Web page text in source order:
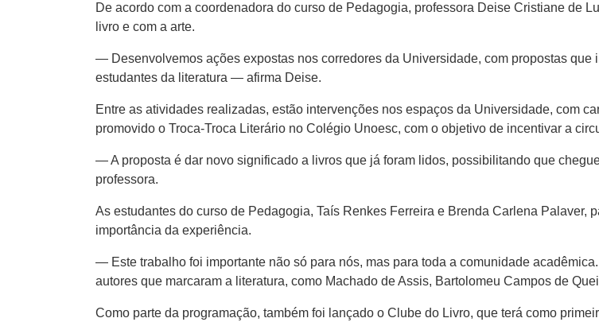
De acordo com a coordenadora do curso de Pedagogia, professora Deise Cristiane de
livro e com a arte.
— Desenvolvemos ações expostas nos corredores da Universidade, com propostas que
estudantes da literatura — afirma Deise.
Entre as atividades realizadas, estão intervenções nos espaços da Universidade, com
promovido o Troca-Troca Literário no Colégio Unoesc, com o objetivo de incentivar a
— A proposta é dar novo significado a livros que já foram lidos, possibilitando que
professora.
As estudantes do curso de Pedagogia, Taís Renkes Ferreira e Brenda Carlena Palaver,
importância da experiência.
— Este trabalho foi importante não só para nós, mas para toda a comunidade
autores que marcaram a literatura, como Machado de Assis, Bartolomeu Campos de
Como parte da programação, também foi lançado o Clube do Livro, que terá como